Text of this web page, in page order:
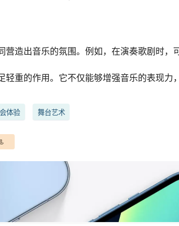
造出音乐的氛围。例如，在演奏歌剧时
重的作用。它不仅能够增强音乐的表现力
体验 舞台艺术